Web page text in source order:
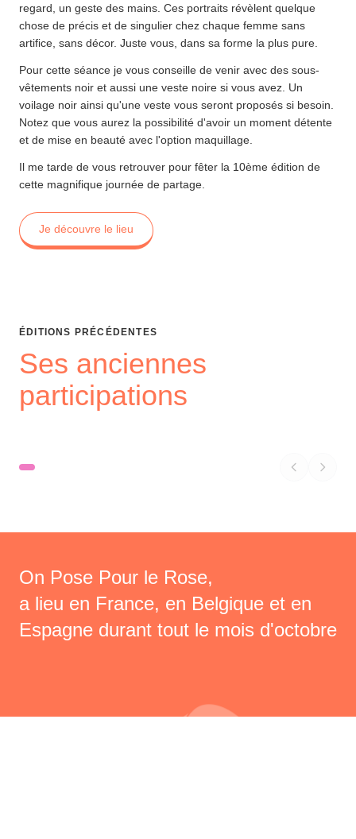
regard, un geste des mains. Ces portraits révèlent quelque
chose de précis et de singulier chez chaque femme sans
artifice, sans décor. Juste vous, dans sa forme la plus pure.
Pour cette séance je vous conseille de venir avec des sous-
vêtements noir et aussi une veste noire si vous avez. Un
voilage noir ainsi qu'une veste vous seront proposés si besoin.
Notez que vous aurez la possibilité d'avoir un moment détente
et de mise en beauté avec l'option maquillage.
Il me tarde de vous retrouver pour fêter la 10ème édition de
cette magnifique journée de partage.
Je découvre le lieu
ÉDITIONS PRÉCÉDENTES
Ses anciennes
participations
On Pose Pour le Rose,
a lieu en France, en Belgique et en
Espagne durant tout le mois d'octobre